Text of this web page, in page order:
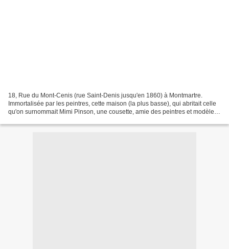
18, Rue du Mont-Cenis (rue Saint-Denis jusqu'en 1860) à Montmartre.
Immortalisée par les peintres, cette maison (la plus basse), qui abritait celle
qu'on surnommait Mimi Pinson, une cousette, amie des peintres et modèle,